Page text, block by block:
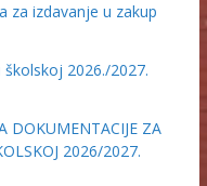
za izdavanje u zakup
2026./2027.
DOKUMENTACIJE ZA
2026/2027.